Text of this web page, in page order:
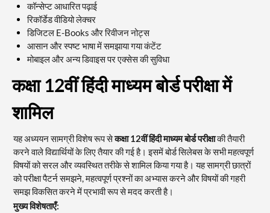
कॉन्सेप्ट आधारित पढ़ाई
रिकॉर्डेड वीडियो लेक्चर
डिजिटल E-Books और रिवीजन नोट्स
आसान और स्पष्ट भाषा में समझाया गया कंटेंट
मोबाइल और अन्य डिवाइस पर एक्सेस की सुविधा
कक्षा 12वीं हिंदी माध्यम बोर्ड परीक्षा में
शामिल
यह अध्ययन सामग्री विशेष रूप सेकक्षा 12वीं हिंदी माध्यम बोर्ड परीक्षाकी तैयारी
करने वाले विद्यार्थियों के लिए तैयार की गई है। इसमें बोर्ड सिलेबस के सभी महत्वपूर्ण
विषयों को सरल और व्यवस्थित तरीके से शामिल किया गया है। यह सामग्री छात्रों
को परीक्षा पैटर्न समझने, महत्वपूर्ण प्रश्नों का अभ्यास करने और विषयों की गहरी
समझ विकसित करने में प्रभावी रूप से मदद करती है।
मुख्य विशेषताएँ: